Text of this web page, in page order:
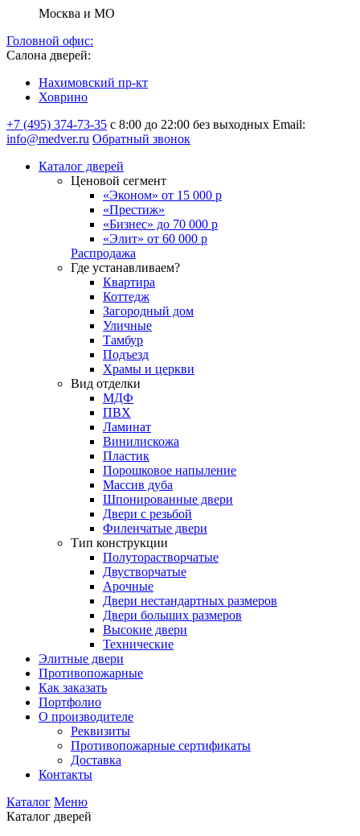
Москва и МО
Головной офис:
Салона дверей:
Нахимовский пр-кт
Ховрино
+7 (495) 374-73-35 с 8:00 до 22:00 без выходных Email:
info@medver.ru Обратный звонок
Каталог дверей
Ценовой сегмент
«Эконом» от 15 000 р
«Престиж»
«Бизнес» до 70 000 р
«Элит» от 60 000 р
Распродажа
Где устанавливаем?
Квартира
Коттедж
Загородный дом
Уличные
Тамбур
Подъезд
Храмы и церкви
Вид отделки
МДФ
ПВХ
Ламинат
Винилискожа
Пластик
Порошковое напыление
Массив дуба
Шпонированные двери
Двери с резьбой
Филенчатые двери
Тип конструкции
Полуторастворчатые
Двустворчатые
Арочные
Двери нестандартных размеров
Двери больших размеров
Высокие двери
Технические
Элитные двери
Противопожарные
Как заказать
Портфолио
О производителе
Реквизиты
Противопожарные сертификаты
Доставка
Контакты
Каталог Меню
Каталог дверей